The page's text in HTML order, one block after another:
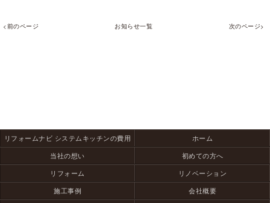
<前のページ お知らせ一覧 次のページ>
リフォームナビ システムキッチンの費用
ホーム
当社の想い
初めての方へ
リフォーム
リノベーション
施工事例
会社概要